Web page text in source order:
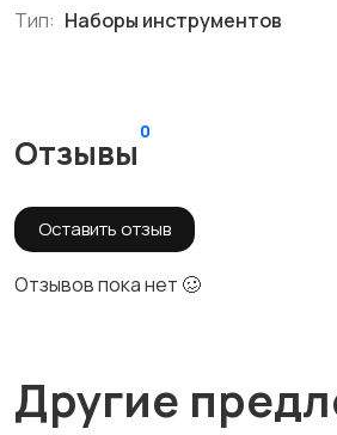
Тип: Наборы инструментов
Отзывы
0
Оставить отзыв
Отзывов пока нет 🥴
Другие